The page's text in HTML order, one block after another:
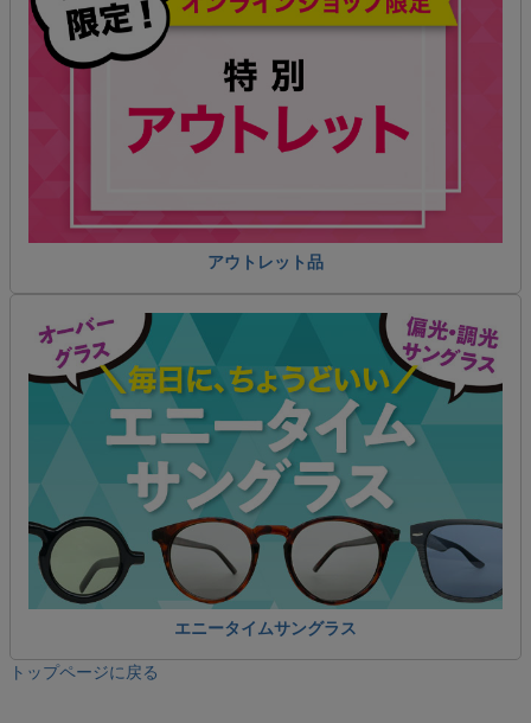
アウトレット品
エニータイムサングラス
トップページに戻る